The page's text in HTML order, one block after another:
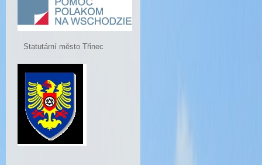
Statutární město Třinec